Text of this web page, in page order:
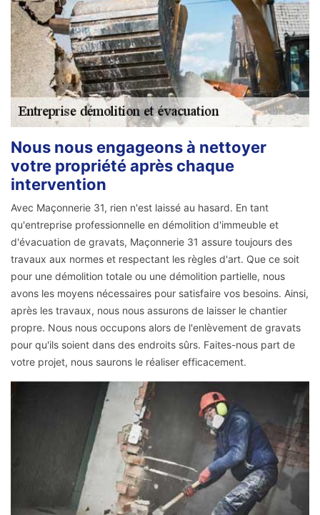
Nous nous engageons à nettoyer
votre propriété après chaque
intervention
Avec Maçonnerie 31, rien n'est laissé au hasard. En tant
qu'entreprise professionnelle en démolition d'immeuble et
d'évacuation de gravats, Maçonnerie 31 assure toujours des
travaux aux normes et respectant les règles d'art. Que ce soit
pour une démolition totale ou une démolition partielle, nous
avons les moyens nécessaires pour satisfaire vos besoins. Ainsi,
après les travaux, nous nous assurons de laisser le chantier
propre. Nous nous occupons alors de l'enlèvement de gravats
pour qu'ils soient dans des endroits sûrs. Faites-nous part de
votre projet, nous saurons le réaliser efficacement.